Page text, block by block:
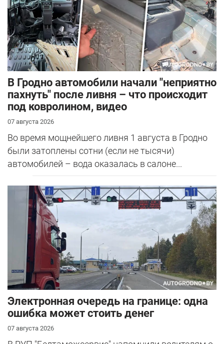
В Гродно автомобили начали "неприятно
пахнуть" после ливня – что происходит
под ковролином, видео
07 августа 2026
Во время мощнейшего ливня 1 августа в Гродно
были затоплены сотни (если не тысячи)
автомобилей – вода оказалась в салоне...
Электронная очередь на границе: одна
ошибка может стоить денег
07 августа 2026